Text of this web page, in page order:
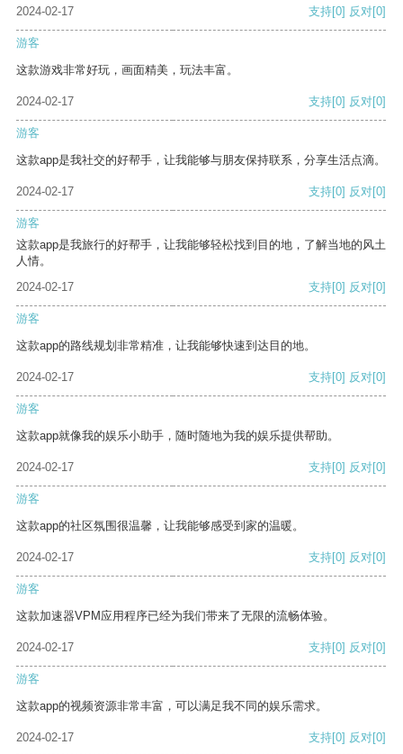
2024-02-17 支持[0] 反对[0]
游客
这款游戏非常好玩，画面精美，玩法丰富。
2024-02-17 支持[0] 反对[0]
游客
这款app是我社交的好帮手，让我能够与朋友保持联系，分享生活点滴。
2024-02-17 支持[0] 反对[0]
游客
这款app是我旅行的好帮手，让我能够轻松找到目的地，了解当地的风土
人情。
2024-02-17
支持[0] 反对[0]
游客
这款app的路线规划非常精准，让我能够快速到达目的地。
2024-02-17 支持[0] 反对[0]
游客
这款app就像我的娱乐小助手，随时随地为我的娱乐提供帮助。
2024-02-17 支持[0] 反对[0]
游客
这款app的社区氛围很温馨，让我能够感受到家的温暖。
2024-02-17 支持[0] 反对[0]
游客
这款加速器VPM应用程序已经为我们带来了无限的流畅体验。
2024-02-17 支持[0] 反对[0]
游客
这款app的视频资源非常丰富，可以满足我不同的娱乐需求。
2024-02-17 支持[0] 反对[0]